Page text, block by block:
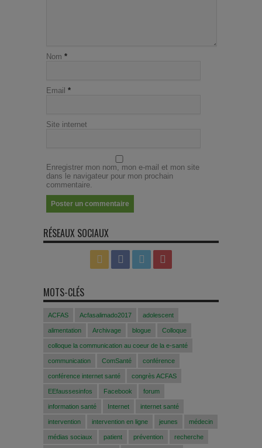
Nom *
Email *
Site internet
Enregistrer mon nom, mon e-mail et mon site
dans le navigateur pour mon prochain
commentaire.
RÉSEAUX SOCIAUX
MOTS-CLÉS
ACFAS Acfasalimado2017 adolescent
alimentation Archivage blogue Colloque
colloque la communication au coeur de la e-santé
communication ComSanté conférence
conférence internet santé congrès ACFAS
EEfaussesinfos Facebook forum
information santé Internet internet santé
intervention intervention en ligne jeunes médecin
médias sociaux patient prévention recherche